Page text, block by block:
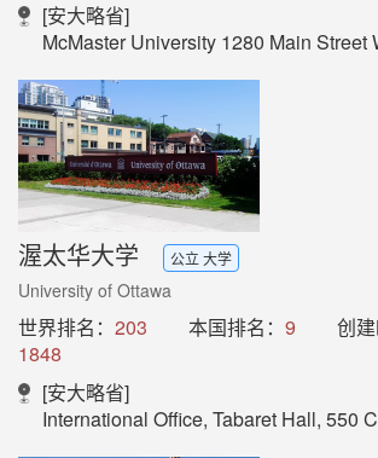
[安大略省]
McMaster University 1280 Main Street W. Hamilton, Ontario
渥太华大学 公立 大学
University of Ottawa
世界排名： 203 本国排名： 9
创建
1848
[安大略省]
International Office, Tabaret Hall, 550 Cumberland Street, Room M386,Ottawa, ON, K1N